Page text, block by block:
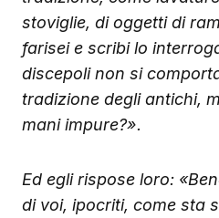
stoviglie, di oggetti di
farisei e scribi lo
discepoli non si
tradizione degli antichi,
mani impure?».
Ed egli rispose loro:
di voi, ipocriti, come sta